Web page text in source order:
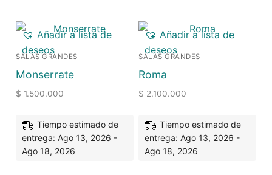
Añadir a lista de
deseos
SALAS GRANDES
Monserrate
$ 1.500.000
Tiempo estimado de
entrega: Ago 13, 2026 -
Ago 18, 2026
Añadir a lista de
deseos
SALAS GRANDES
Roma
$ 2.100.000
Tiempo estimado de
entrega: Ago 13, 2026 -
Ago 18, 2026